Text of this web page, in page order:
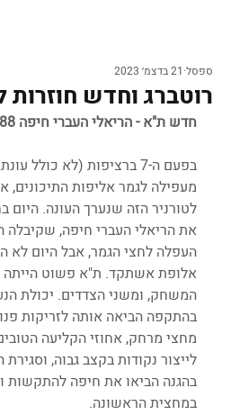
רוטברג וחדש חוזרות
ספסל 21 בדצמ׳ 2023
חדש ת"א - הריאלי העברי חיפה 61:88
בפעם ה-7 ברציפות (לא
מעפילה לגמר אליפות התיכונים,
לטורניר הזה שנערך העונה. היום
את הריאלי העברי חיפה,
העפלה לחצי הגמר, אבל היום לא
אלופת אשתקד. ת"א פשוט הייתה
המשחק, ומשני הצדדים. יכולת
בהתקפה הביאה אותה לזריקות
מחצי מרחק, אחוזי הקליעה
לייצור נקודות בקצב גבוה,
בהגנה הביאו את חיפה להתקשות
במחצית הראשונה.